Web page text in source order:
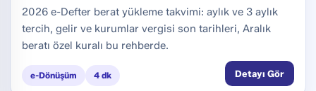
2026 e-Defter berat yükleme takvimi: aylık ve 3 aylık
tercih, gelir ve kurumlar vergisi son tarihleri, Aralık
beratı özel kuralı bu rehberde.
e-Dönüşüm 4 dk Detayı Gör